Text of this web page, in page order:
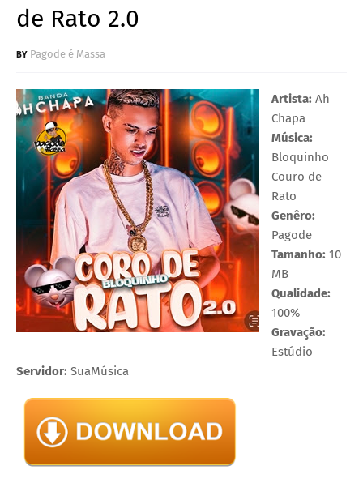
de Rato 2.0
Pagode é Massa
Artista: Ah
Chapa
Música:
Bloquinho
Couro de
Rato
Genêro:
Pagode
Tamanho: 10
MB
Qualidade:
100%
Gravação:
Estúdio
Servidor: SuaMúsica